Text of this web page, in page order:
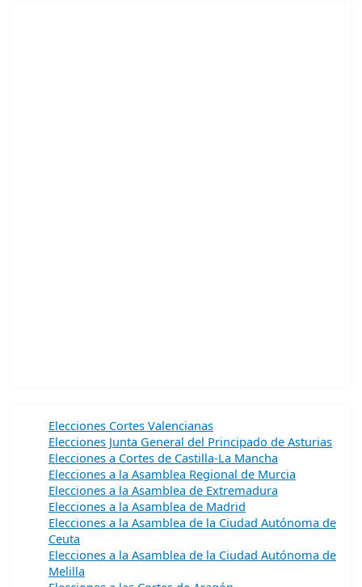
Elecciones Cortes Valencianas
Elecciones Junta General del Principado de Asturias
Elecciones a Cortes de Castilla-La Mancha
Elecciones a la Asamblea Regional de Murcia
Elecciones a la Asamblea de Extremadura
Elecciones a la Asamblea de Madrid
Elecciones a la Asamblea de la Ciudad Autónoma de
Ceuta
Elecciones a la Asamblea de la Ciudad Autónoma de
Melilla